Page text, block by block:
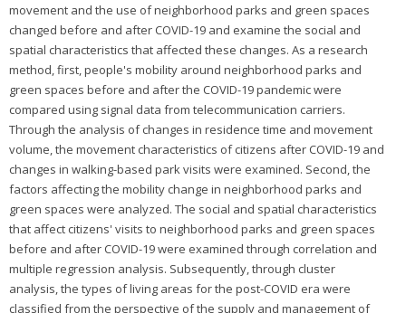
movement and the use of neighborhood parks and green spaces
changed before and after COVID-19 and examine the social and
spatial characteristics that affected these changes. As a research
method, first, people's mobility around neighborhood parks and
green spaces before and after the COVID-19 pandemic were
compared using signal data from telecommunication carriers.
Through the analysis of changes in residence time and movement
volume, the movement characteristics of citizens after COVID-19 and
changes in walking-based park visits were examined. Second, the
factors affecting the mobility change in neighborhood parks and
green spaces were analyzed. The social and spatial characteristics
that affect citizens' visits to neighborhood parks and green spaces
before and after COVID-19 were examined through correlation and
multiple regression analysis. Subsequently, through cluster
analysis, the types of living areas for the post-COVID era were
classified from the perspective of the supply and management of